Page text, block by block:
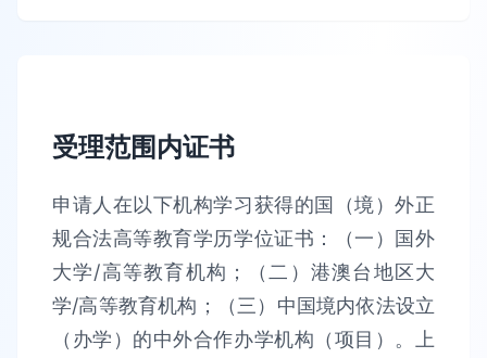
受理范围内证书
申请人在以下机构学习获得的国（境）外正
规合法高等教育学历学位证书：（一）国外
大学/高等教育机构；（二）港澳台地区大
学/高等教育机构；（三）中国境内依法设立
（办学）的中外合作办学机构（项目）。上